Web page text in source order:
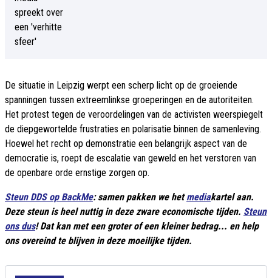
De situatie in Leipzig werpt een scherp licht op de groeiende
spanningen tussen extreemlinkse groeperingen en de autoriteiten.
Het protest tegen de veroordelingen van de activisten weerspiegelt
de diepgewortelde frustraties en polarisatie binnen de samenleving.
Hoewel het recht op demonstratie een belangrijk aspect van de
democratie is, roept de escalatie van geweld en het verstoren van
de openbare orde ernstige zorgen op.
Steun DDS op BackMe: samen pakken we hetmediakartel aan.
Deze steun is heel nuttig in deze zware economische tijden. Steun
ons dus! Dat kan met een groter of een kleiner bedrag... en help
ons overeind te blijven in deze moeilijke tijden.